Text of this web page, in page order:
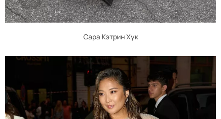
Сара Кэтрин Хук